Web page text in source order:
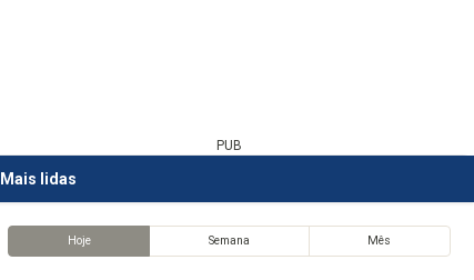
PUB
Mais lidas
Hoje Semana Mês